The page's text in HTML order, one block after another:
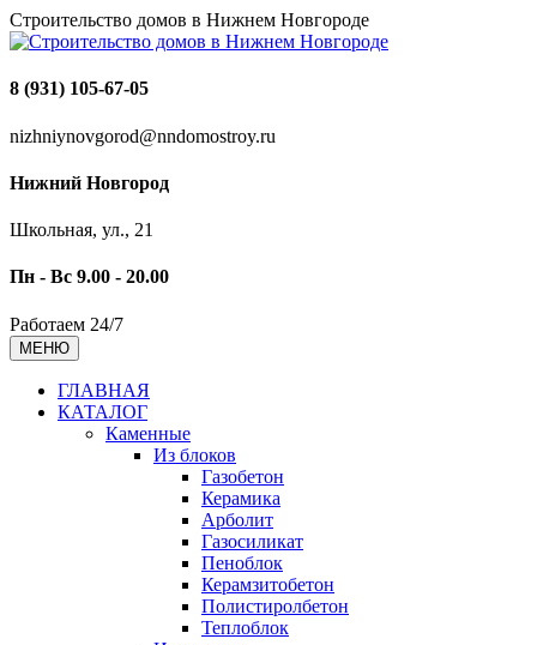
Строительство домов в Нижнем Новгороде
8 (931) 105-67-05
nizhniynovgorod@nndomostroy.ru
Нижний Новгород
Школьная, ул., 21
Пн - Вс 9.00 - 20.00
Работаем 24/7
МЕНЮ
ГЛАВНАЯ
КАТАЛОГ
Каменные
Из блоков
Газобетон
Керамика
Арболит
Газосиликат
Пеноблок
Керамзитобетон
Полистиролбетон
Теплоблок